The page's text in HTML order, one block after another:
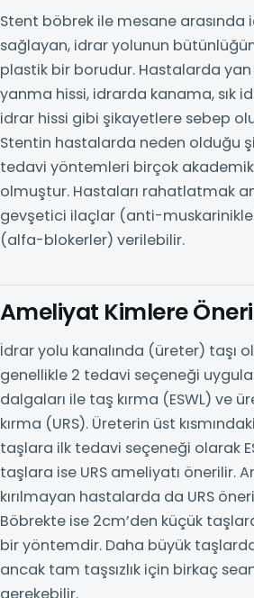
Stent böbrek ile mesane arasında
sağlayan, idrar yolunun
plastik bir borudur. Hastalarda yan
yanma hissi, idrarda kanama, sık
idrar hissi gibi şikayetlere sebep
Stentin hastalarda neden olduğu
tedavi yöntemleri birçok akademik
olmuştur. Hastaları rahatlatmak
gevşetici ilaçlar (anti-
(alfa-blokerler) verilebilir.
Ameliyat Kimlere
İdrar yolu kanalında (üreter) taşı
genellikle 2 tedavi seçeneği
dalgaları ile taş kırma (ESWL) ve
kırma (URS). Üreterin üst
taşlara ilk tedavi seçeneği olarak
taşlara ise URS ameliyatı önerilir.
kırılmayan hastalarda da URS
Böbrekte ise 2cm’den küçük
bir yöntemdir. Daha büyük
ancak tam taşsızlık için birkaç